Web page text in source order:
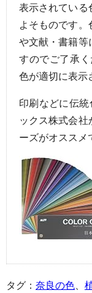
表示されている
よそものです
や文献・書籍等
すのでご了承く
色が適切に表示
印刷などに伝
ックス株式会
ーズがオススメ
タグ： 奈良の色、